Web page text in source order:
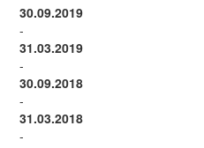
30.09.2019
-
31.03.2019
-
30.09.2018
-
31.03.2018
-